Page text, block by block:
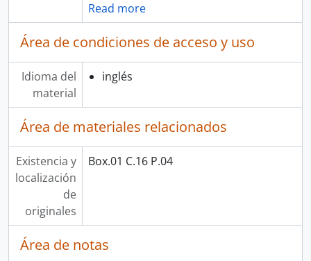
Read more
Área de condiciones de acceso y uso
Idioma del
material
inglés
Área de materiales relacionados
Existencia y
localización
de
originales
Box.01 C.16 P.04
Área de notas